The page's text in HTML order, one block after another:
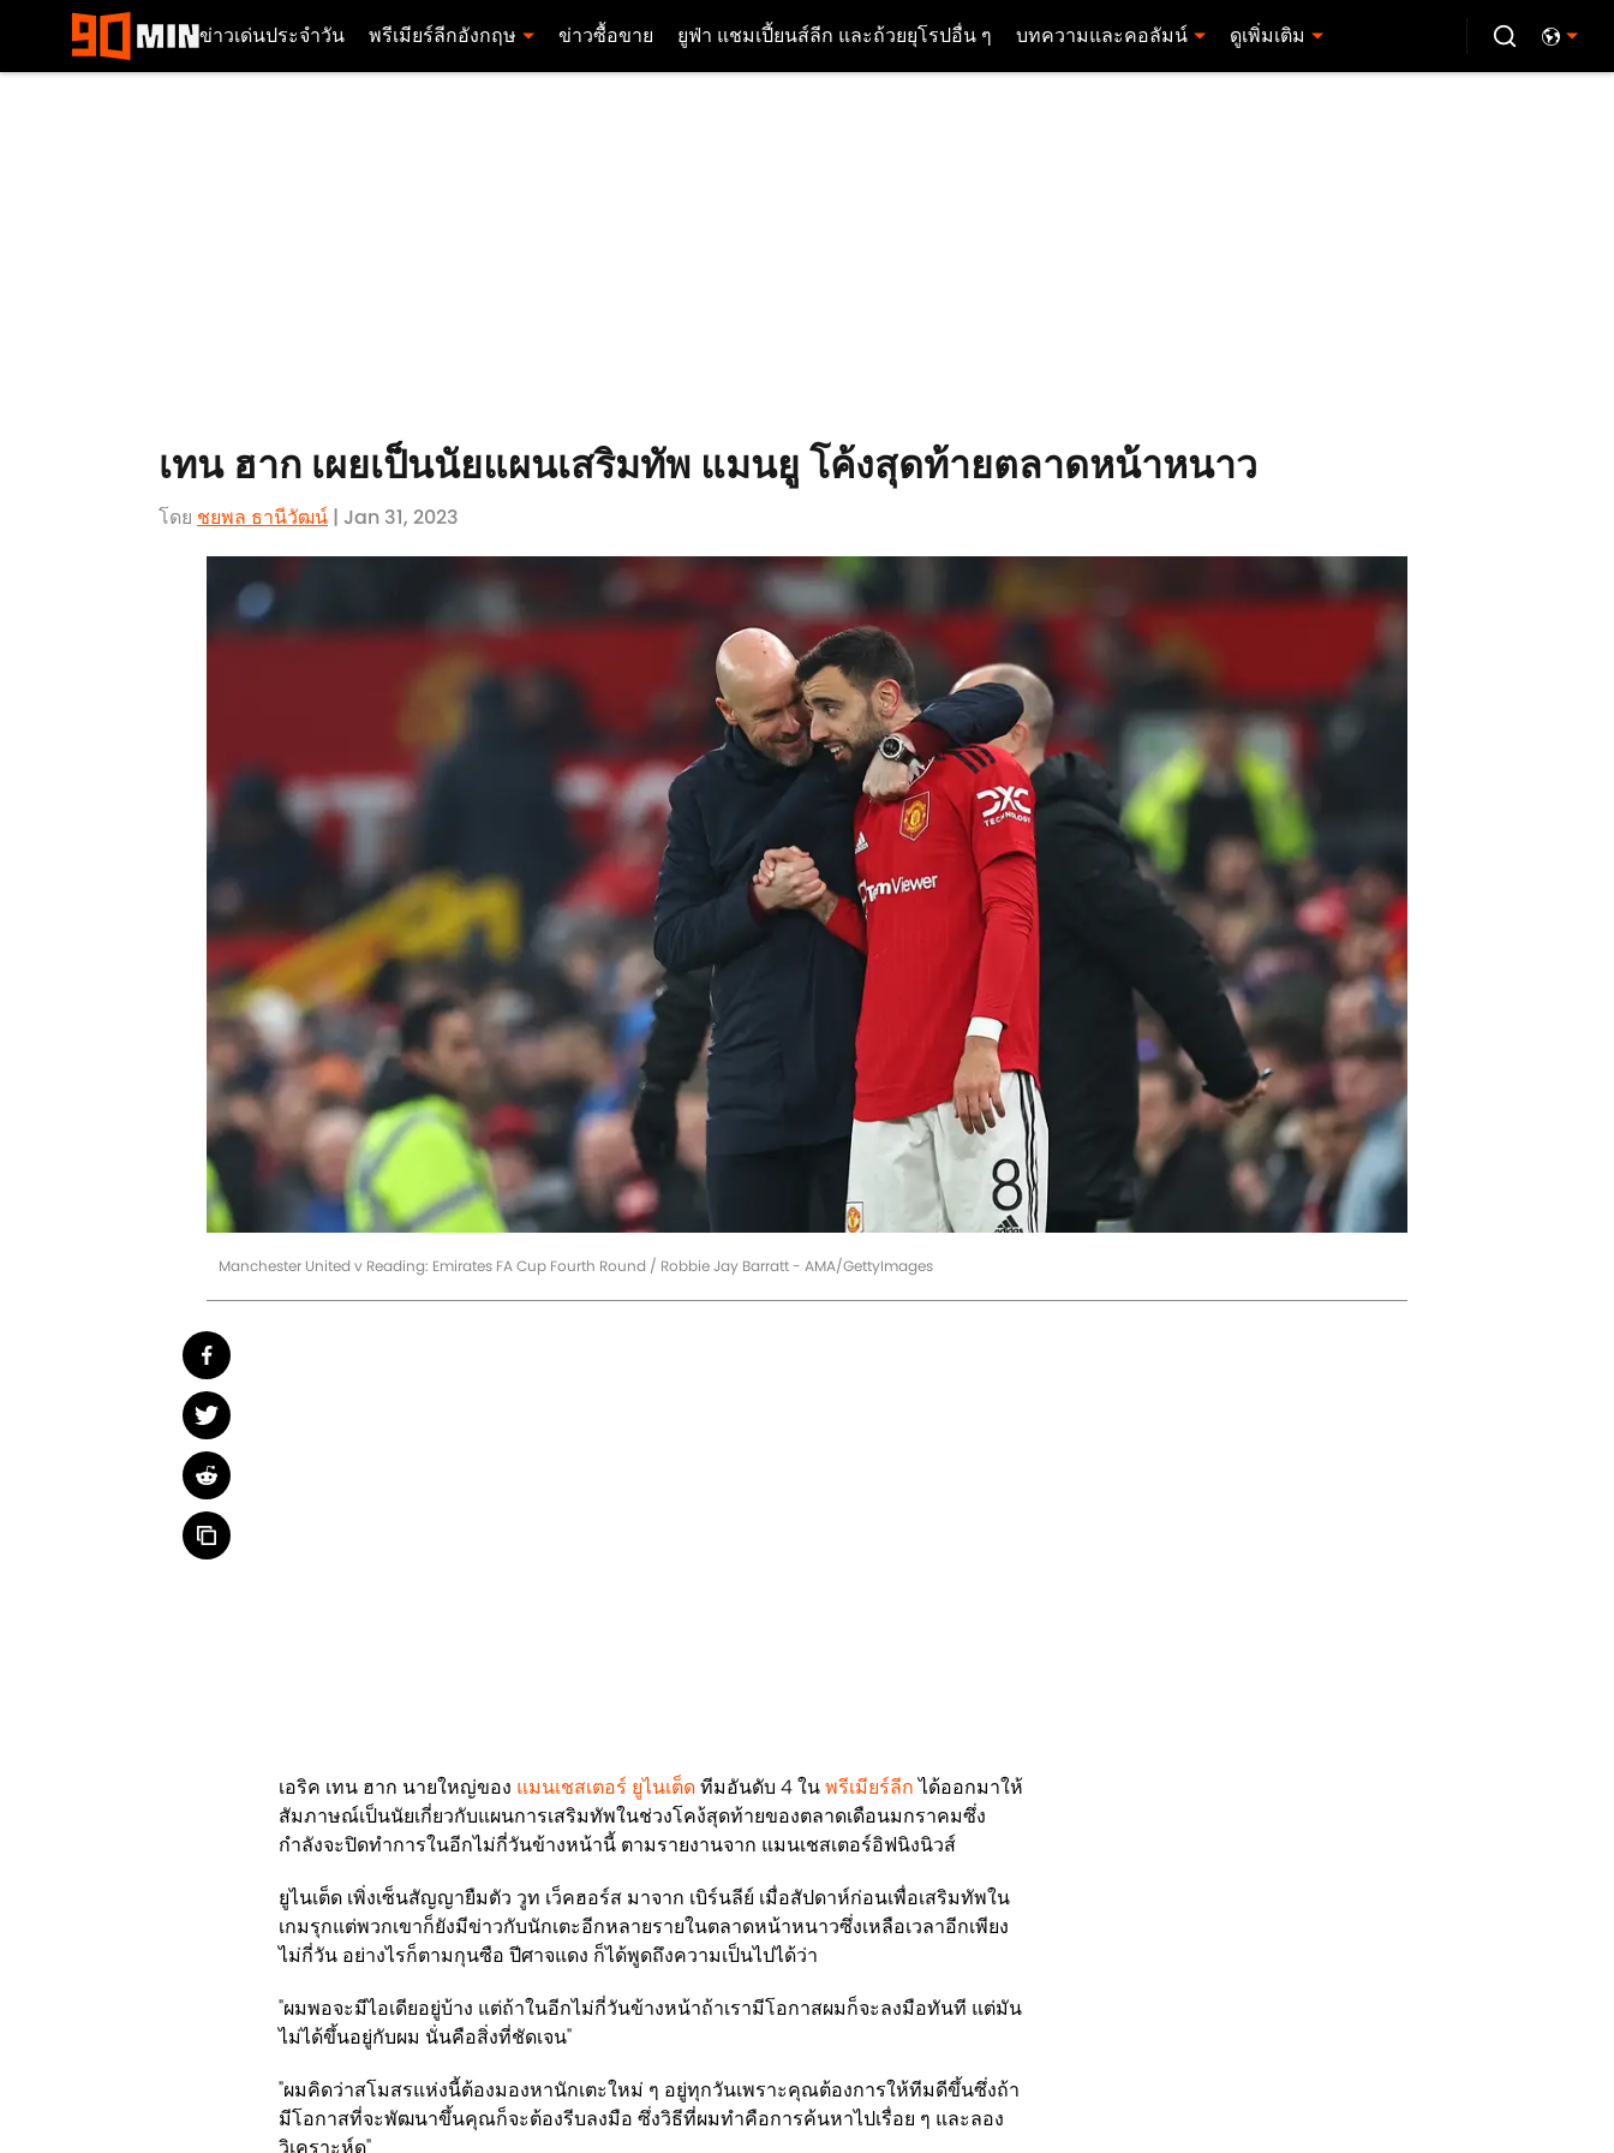
ข่าวเด่นประจำวัน พรีเมียร์ลีกอังกฤษ ข่าวซื้อขาย ยูฟ่า แชมเปี้ยนส์ลีก และถ้วยยุโรปอื่น ๆ บทความและคอลัมน์ ดูเพิ่มเติม
เทน ฮาก เผยเป็นนัยแผนเสริมทัพ แมนยู โค้งสุดท้ายตลาดหน้าหนาว
โดย ชยพล ธานีวัฒน์ | Jan 31, 2023
Manchester United v Reading: Emirates FA Cup Fourth Round / Robbie Jay Barratt - AMA/GettyImages
เอริค เทน ฮาก นายใหญ่ของ แมนเชสเตอร์ ยูไนเต็ดทีมอันดับ 4 ในพรีเมียร์ลีกได้ออกมาให้
สัมภาษณ์เป็นนัยเกี่ยวกับแผนการเสริมทัพในช่วงโคง้สุดท้ายของตลาดเดือนมกราคมซึ่ง
กำลังจะปิดทำการในอีกไม่กี่วันข้างหน้านี้ ตามรายงานจาก แมนเชสเตอร์อิฟนิงนิวส์
ยูไนเต็ด เพิ่งเซ็นสัญญายืมตัว วูท เว็คฮอร์ส มาจาก เบิร์นลีย์ เมื่อสัปดาห์ก่อนเพื่อเสริมทัพใน
เกมรุกแต่พวกเขาก็ยังมีข่าวกับนักเตะอีกหลายรายในตลาดหน้าหนาวซึ่งเหลือเวลาอีกเพียง
ไม่กี่วัน อย่างไรก็ตามกุนซือ ปีศาจแดง ก็ได้พูดถึงความเป็นไปได้ว่า
"ผมพอจะมีไอเดียอยู่บ้าง แต่ถ้าในอีกไม่กี่วันข้างหน้าถ้าเรามีโอกาสผมก็จะลงมือทันที แต่มัน
ไม่ได้ขึ้นอยู่กับผม นั่นคือสิ่งที่ชัดเจน"
"ผมคิดว่าสโมสรแห่งนี้ต้องมองหานักเตะใหม่ ๆ อยู่ทุกวันเพราะคุณต้องการให้ทีมดีขึ้นซึ่งถ้า
มีโอกาสที่จะพัฒนาขึ้นคุณก็จะต้องรีบลงมือ ซึ่งวิธีที่ผมทำคือการค้นหาไปเรื่อย ๆ และลอง